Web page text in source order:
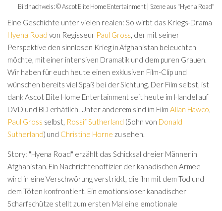
Bildnachweis: © Ascot Elite Home Entertainment | Szene aus "Hyena Road"
Eine Geschichte unter vielen realen: So wirbt das Kriegs-Drama
Hyena Road von Regisseur Paul Gross, der mit seiner
Perspektive den sinnlosen Krieg in Afghanistan beleuchten
möchte, mit einer intensiven Dramatik und dem puren Grauen.
Wir haben für euch heute einen exklusiven Film-Clip und
wünschen bereits viel Spaß bei der Sichtung. Der Film selbst, ist
dank Ascot Elite Home Entertainment seit heute im Handel auf
DVD und BD erhätlich. Unter anderem sind im Film Allan Hawco,
Paul Gross selbst, Rossif Sutherland (Sohn von Donald
Sutherland) und Christine Horne zu sehen.
Story: "Hyena Road" erzählt das Schicksal dreier Männer in
Afghanistan. Ein Nachrichtenoffizier der kanadischen Armee
wird in eine Verschwörung verstrickt, die ihn mit dem Tod und
dem Töten konfrontiert. Ein emotionsloser kanadischer
Scharfschütze stellt zum ersten Mal eine emotionale